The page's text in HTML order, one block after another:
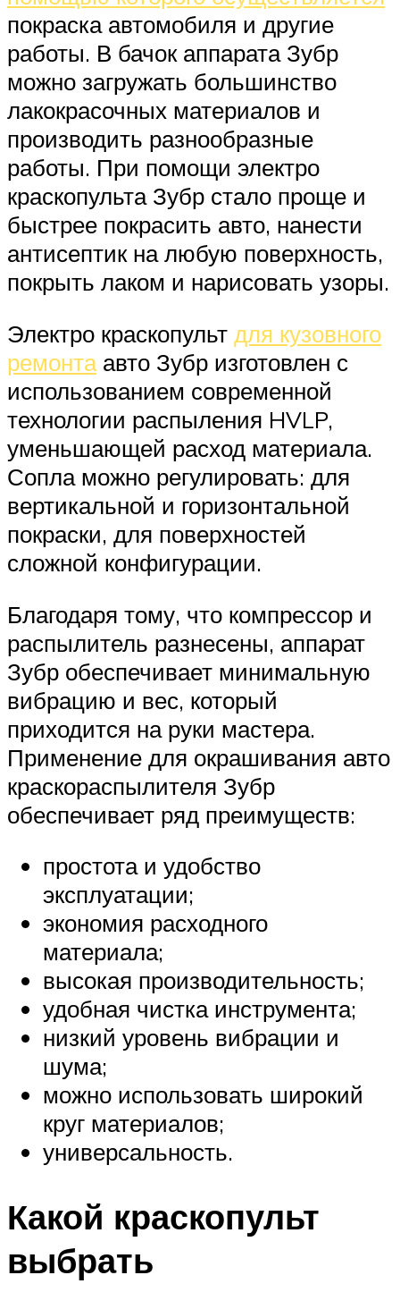
покраска автомобиля и другие
работы. В бачок аппарата Зубр
можно загружать большинство
лакокрасочных материалов и
производить разнообразные
работы. При помощи электро
краскопульта Зубр стало проще и
быстрее покрасить авто, нанести
антисептик на любую поверхность,
покрыть лаком и нарисовать узоры.
Электро краскопульт для кузовного
ремонтаавто Зубр изготовлен с
использованием современной
технологии распыления HVLP,
уменьшающей расход материала.
Сопла можно регулировать: для
вертикальной и горизонтальной
покраски, для поверхностей
сложной конфигурации.
Благодаря тому, что компрессор и
распылитель разнесены, аппарат
Зубр обеспечивает минимальную
вибрацию и вес, который
приходится на руки мастера.
Применение для окрашивания авто
краскораспылителя Зубр
обеспечивает ряд преимуществ:
простота и удобство
эксплуатации;
экономия расходного
материала;
высокая производительность;
удобная чистка инструмента;
низкий уровень вибрации и
шума;
можно использовать широкий
круг материалов;
универсальность.
Какой краскопульт
выбрать